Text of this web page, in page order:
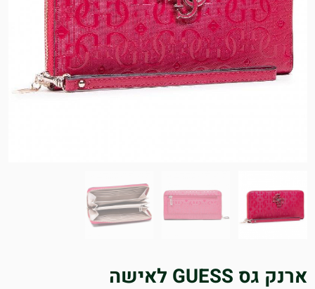
ארנק גס GUESS לאישה